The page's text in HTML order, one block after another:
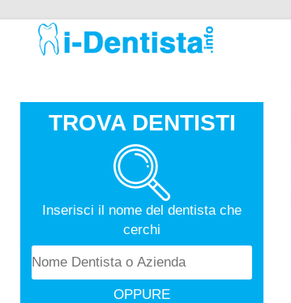
TROVA DENTISTI
Inserisci il nome del dentista che
cerchi
OPPURE